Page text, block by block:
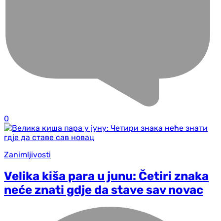
0
Zanimljivosti
Velika kiša para u junu: Četiri znaka
neće znati gd‌je da stave sav novac